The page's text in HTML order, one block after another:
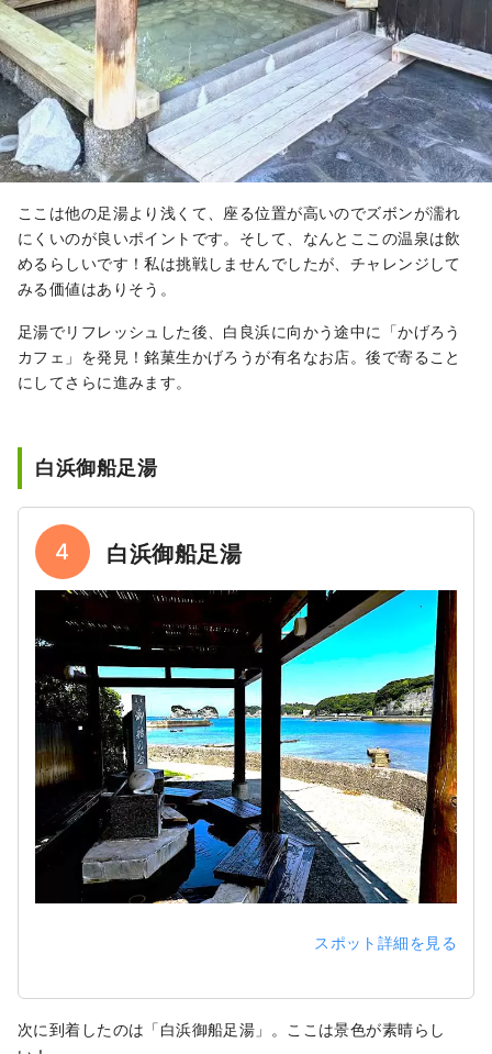
ここは他の足湯より浅くて、座る位置が高いのでズボンが濡れ
にくいのが良いポイントです。そして、なんとここの温泉は飲
めるらしいです！私は挑戦しませんでしたが、チャレンジして
みる価値はありそう。
足湯でリフレッシュした後、白良浜に向かう途中に「かげろう
カフェ」を発見！銘菓生かげろうが有名なお店。後で寄ること
にしてさらに進みます。
白浜御船足湯
4 白浜御船足湯
スポット詳細を見る
次に到着したのは「白浜御船足湯」。ここは景色が素晴らし